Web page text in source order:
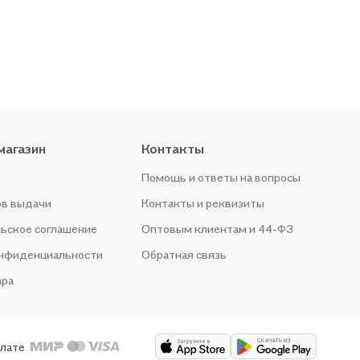
выдачи
соглашение
Контакты
Помощь и ответы на вопросы
Контакты и реквизиты
Оптовым клиентам и 44-ФЗ
Обратная связь